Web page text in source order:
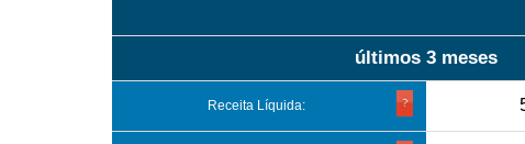
últimos 3 meses
Receita Líquida: